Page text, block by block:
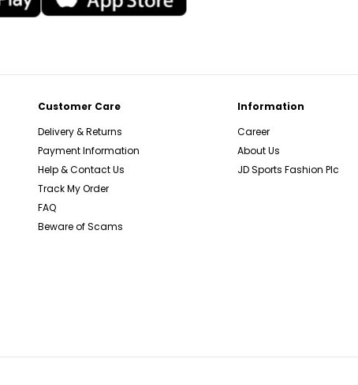
Customer Care
Delivery & Returns
Payment Information
Help & Contact Us
Track My Order
FAQ
Beware of Scams
Information
Career
About Us
JD Sports Fashion Plc